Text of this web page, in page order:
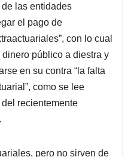
las entidades
el pago de
con lo cual
público a diestra y
en su contra “la falta
como se lee
recientemente
pero no sirven de